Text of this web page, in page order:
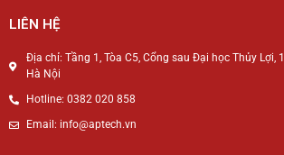
LIÊN HỆ
Địa chỉ: Tầng 1, Tòa C5, Cổng sau Đại học Thủy Lợi,
Hà Nội
Hotline: 0382 020 858
Email: info@aptech.vn